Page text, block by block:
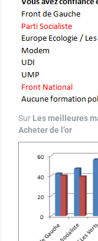
Sur Les meilleures
Acheter de l’or